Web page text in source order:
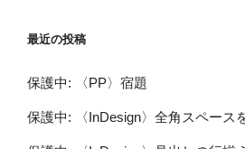
最近の投稿
保護中: 〈PP〉宿題
保護中: 〈InDesign〉全角スペース